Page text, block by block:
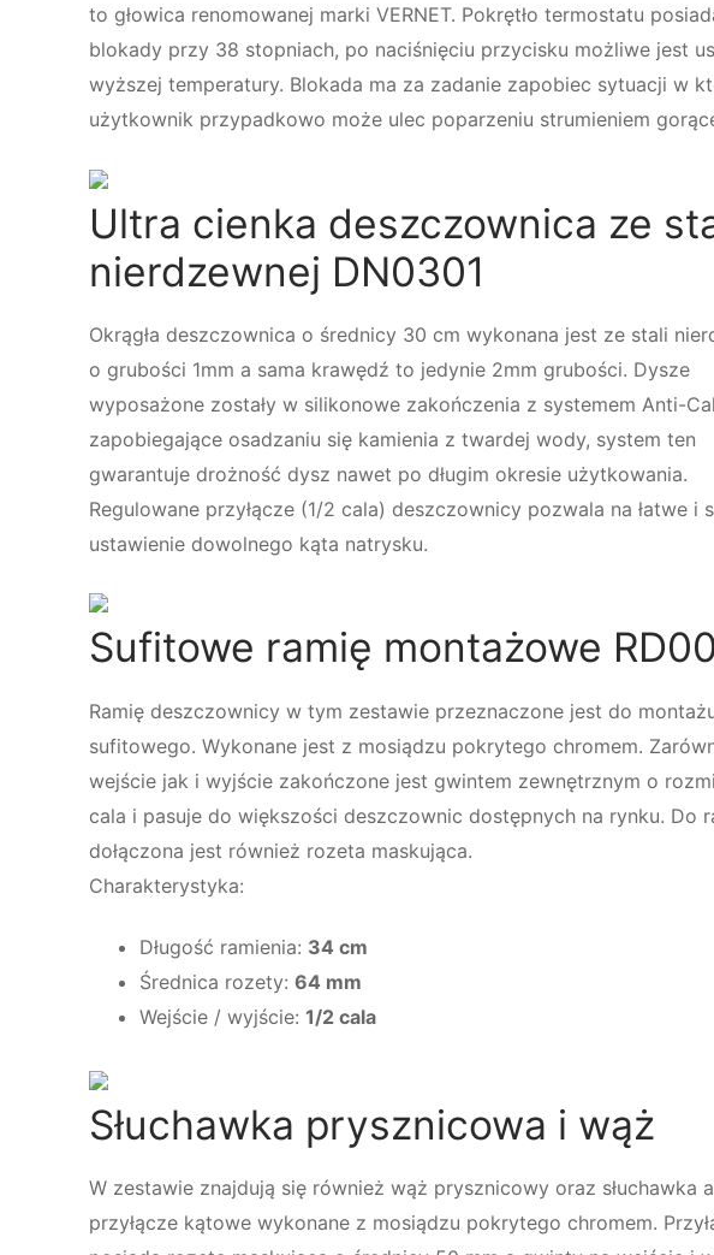
to głowica renomowanej marki VERNET. Pokrętło termostatu
blokady przy 38 stopniach, po naciśnięciu przycisku możliwe jest
wyższej temperatury. Blokada ma za zadanie zapobiec sytuacji w
użytkownik przypadkowo może ulec poparzeniu strumieniem
Ultra cienka deszczownica ze
nierdzewnej DN0301
Okrągła deszczownica o średnicy 30 cm wykonana jest ze stali
o grubości 1mm a sama krawędź to jedynie 2mm grubości. Dysze
wyposażone zostały w silikonowe zakończenia z systemem Anti-
zapobiegające osadzaniu się kamienia z twardej wody, system ten
gwarantuje drożność dysz nawet po długim okresie użytkowania.
Regulowane przyłącze (1/2 cala) deszczownicy pozwala na łatwe i
ustawienie dowolnego kąta natrysku.
Sufitowe ramię montażowe
Ramię deszczownicy w tym zestawie przeznaczone jest do
sufitowego. Wykonane jest z mosiądzu pokrytego chromem.
wejście jak i wyjście zakończone jest gwintem zewnętrznym o
cala i pasuje do większości deszczownic dostępnych na rynku. Do
dołączona jest również rozeta maskująca.
Charakterystyka:
Długość ramienia: 34 cm
Średnica rozety: 64 mm
Wejście / wyjście: 1/2 cala
Słuchawka prysznicowa i wąż
W zestawie znajdują się również wąż prysznicowy oraz słuchawka
przyłącze kątowe wykonane z mosiądzu pokrytego chromem.